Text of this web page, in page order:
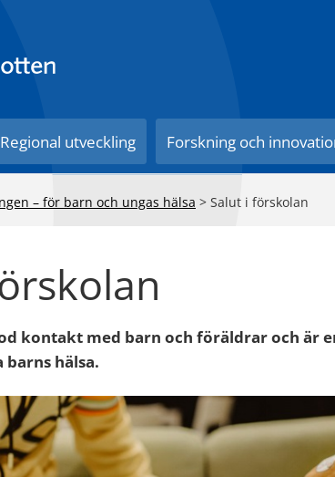
Regional utveckling Forskning och
– för barn och ungas hälsa > Salut i förskolan
kontakt med barn och föräldrar och är
hälsa.